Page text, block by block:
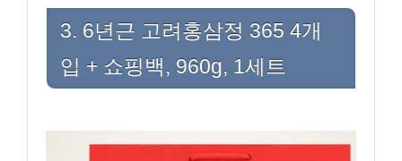
3. 6년근 고려홍삼정 365 4개
입 + 쇼핑백, 960g, 1세트